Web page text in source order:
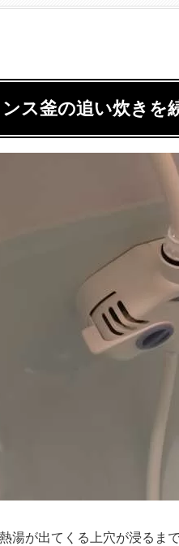
ス釜の追い炊きを
湯が出てくる上穴が浸るま